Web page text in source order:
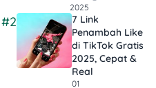
2025
#2
7 Link
Penambah Like
di TikTok Gratis
2025, Cepat &
Real
01